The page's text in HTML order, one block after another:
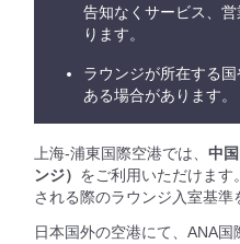
告知なくサービス、
ります。
ラウンジが所在する
ある場合があります。
上海-浦東国際空港では、 中
ンジ） をご利用いただけます
される際のラウンジ入室基準
日本国外の空港にて、ANA